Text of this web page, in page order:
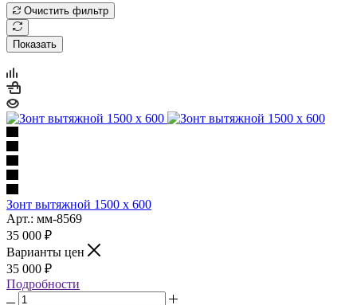
Очистить фильтр
Показать
Зонт вытяжной 1500 х 600
Арт.: мм-8569
35 000 ₽
Варианты цен
35 000 ₽
Подробности